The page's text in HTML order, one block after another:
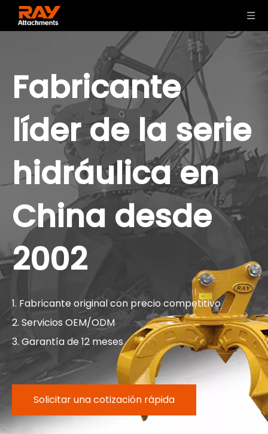
Fabricante
líder de la serie
hidráulica en
China desde
2002
1. Fabricante original con precio competitivo
2. Servicios OEM/ODM
3. Garantía de 12 meses
Solicitar una cotización rápida